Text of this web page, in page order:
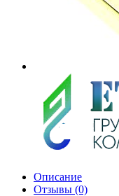
Описание
Отзывы (0)